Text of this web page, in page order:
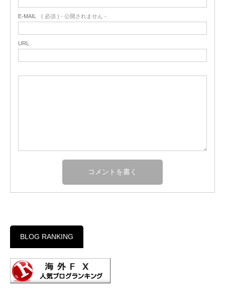
E-MAIL ( 必須 ) - 公開されません -
URL
BLOG RANKING